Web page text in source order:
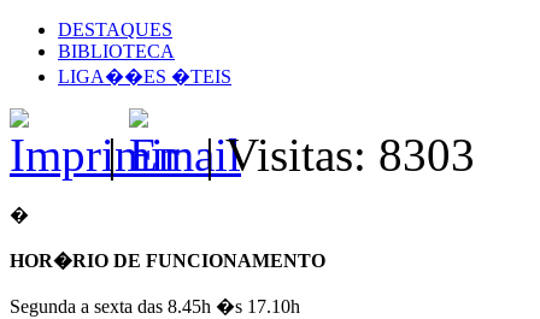
DESTAQUES
BIBLIOTECA
LIGA��ES �TEIS
| | Visitas: 8303
�
HOR�RIO DE FUNCIONAMENTO
Segunda a sexta das 8.45h �s 17.10h